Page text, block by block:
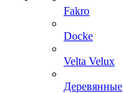
Fakro
Docke
Velta Velux
Деревянные